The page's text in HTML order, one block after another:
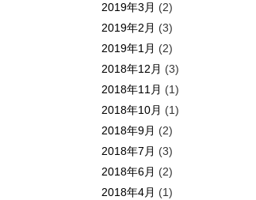
2019年3月 (2)
2019年2月 (3)
2019年1月 (2)
2018年12月 (3)
2018年11月 (1)
2018年10月 (1)
2018年9月 (2)
2018年7月 (3)
2018年6月 (2)
2018年4月 (1)